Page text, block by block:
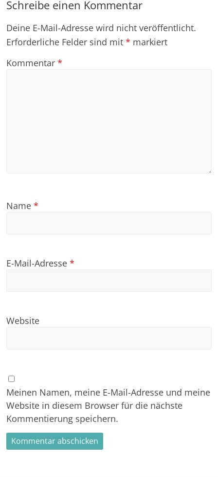
Schreibe einen Kommentar
Deine E-Mail-Adresse wird nicht veröffentlicht.
Erforderliche Felder sind mit* markiert
Kommentar*
Name*
E-Mail-Adresse*
Website
Meinen Namen, meine E-Mail-Adresse und meine
Website in diesem Browser für die nächste
Kommentierung speichern.